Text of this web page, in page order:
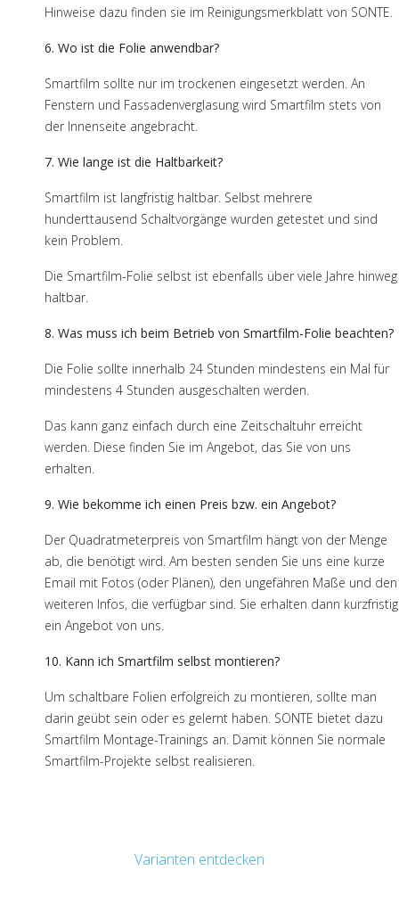
Hinweise dazu finden sie im Reinigungsmerkblatt von SONTE.
6. Wo ist die Folie anwendbar?
Smartfilm sollte nur im trockenen eingesetzt werden. An
Fenstern und Fassadenverglasung wird Smartfilm stets von
der Innenseite angebracht.
7. Wie lange ist die Haltbarkeit?
Smartfilm ist langfristig haltbar. Selbst mehrere
hunderttausend Schaltvorgänge wurden getestet und sind
kein Problem.
Die Smartfilm-Folie selbst ist ebenfalls über viele Jahre hinweg
haltbar.
8. Was muss ich beim Betrieb von Smartfilm-Folie beachten?
Die Folie sollte innerhalb 24 Stunden mindestens ein Mal für
mindestens 4 Stunden ausgeschalten werden.
Das kann ganz einfach durch eine Zeitschaltuhr erreicht
werden. Diese finden Sie im Angebot, das Sie von uns
erhalten.
9. Wie bekomme ich einen Preis bzw. ein Angebot?
Der Quadratmeterpreis von Smartfilm hängt von der Menge
ab, die benötigt wird. Am besten senden Sie uns eine kurze
Email mit Fotos (oder Plänen), den ungefähren Maße und den
weiteren Infos, die verfügbar sind. Sie erhalten dann kurzfristig
ein Angebot von uns.
10. Kann ich Smartfilm selbst montieren?
Um schaltbare Folien erfolgreich zu montieren, sollte man
darin geübt sein oder es gelernt haben. SONTE bietet dazu
Smartfilm Montage-Trainings an. Damit können Sie normale
Smartfilm-Projekte selbst realisieren.
Varianten entdecken